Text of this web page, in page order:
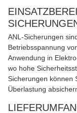
ANL-Sicherungen
Betriebsspannung
Anwendung in
wo hohe
Sicherungen können
Überlastung